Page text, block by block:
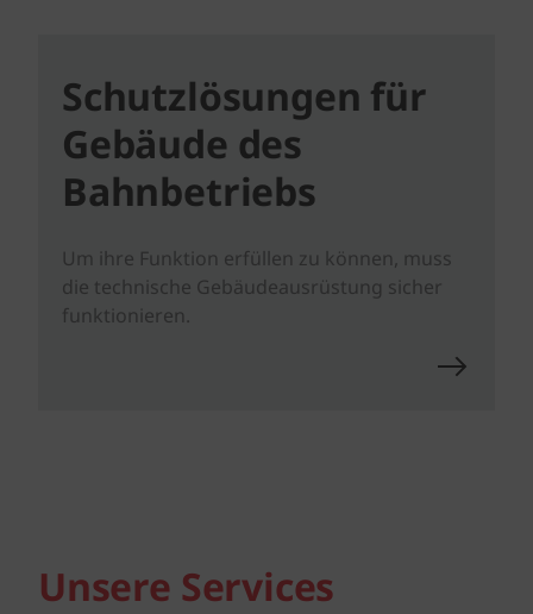
Schutzlösungen für
Gebäude des
Bahnbetriebs
Um ihre Funktion erfüllen zu können, muss
die technische Gebäudeausrüstung sicher
funktionieren.
Unsere Services